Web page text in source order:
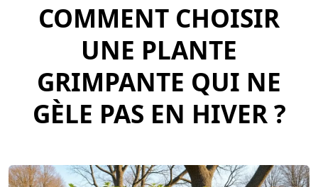
COMMENT CHOISIR
UNE PLANTE
GRIMPANTE QUI NE
GÈLE PAS EN HIVER ?